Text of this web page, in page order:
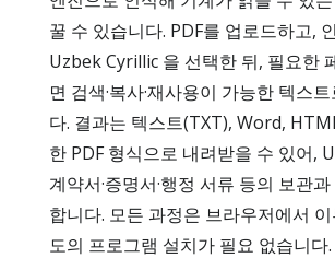
꿀 수 있습니다. PDF를 업로드하고,
Uzbek Cyrillic 을 선택한 뒤, 필요한
면 검색·복사·재사용이 가능한 텍스
다. 결과는 텍스트(TXT), Word,
한 PDF 형식으로 내려받을 수 있어,
계약서·증명서·행정 서류 등의 보관
합니다. 모든 과정은 브라우저에서
도의 프로그램 설치가 필요 없습니다.